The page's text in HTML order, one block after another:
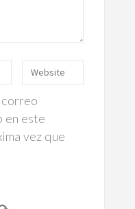
correo
en este
vez que